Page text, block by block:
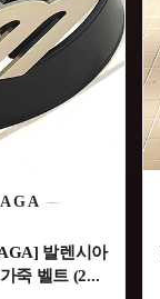
발렌시아
죽 벨트 (2...